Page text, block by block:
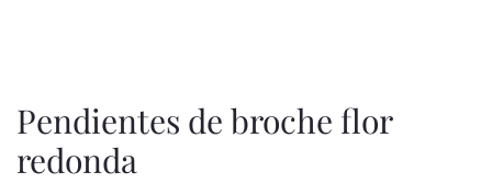
Pendientes de broche flor
redonda